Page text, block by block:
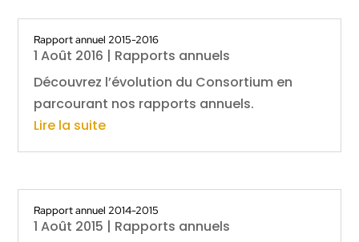
Rapport annuel 2015-2016
1 Août 2016 | Rapports annuels
Découvrez l’évolution du Consortium en
parcourant nos rapports annuels.
Lire la suite
Rapport annuel 2014-2015
1 Août 2015 | Rapports annuels